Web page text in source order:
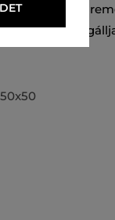
amely
egyaránt